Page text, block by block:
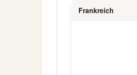
Frankreich